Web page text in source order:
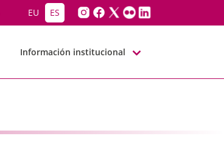
EU ES
Información institucional